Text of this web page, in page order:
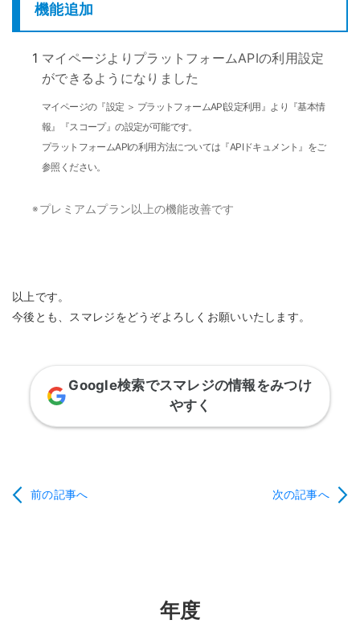
機能追加
1 マイページよりプラットフォームAPIの利用設定
ができるようになりました
マイページの『設定 ＞ プラットフォームAPI設定利用』より『基本情
報』『スコープ』の設定が可能です。
プラットフォームAPIの利用方法については『APIドキュメント』をご
参照ください。
※ プレミアムプラン以上の機能改善です
以上です。
今後とも、スマレジをどうぞよろしくお願いいたします。
Google検索でスマレジの情報をみつけ
やすく
前の記事へ 次の記事へ
年度